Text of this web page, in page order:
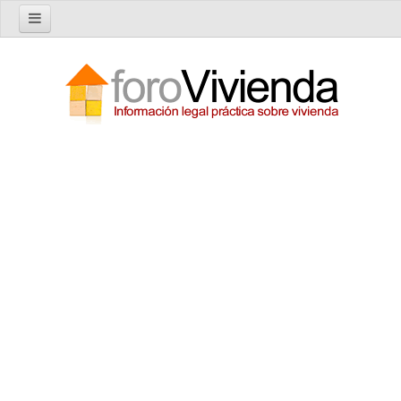
Nuevo tema